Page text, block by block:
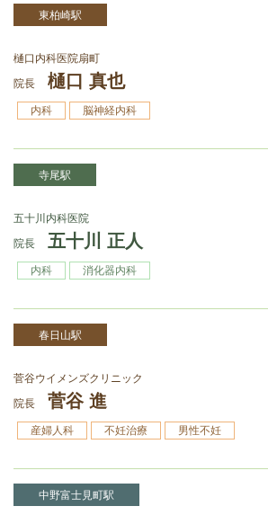
東柏崎駅
樋󠄀口内科医院扇町
院長
樋󠄀口 真也
内科 脳神経内科
寺尾駅
五十川内科医院
院長
五十川 正人
内科 消化器内科
春日山駅
菅谷ウイメンズクリニック
院長
菅谷 進
産婦人科 不妊治療 男性不妊
中野富士見町駅